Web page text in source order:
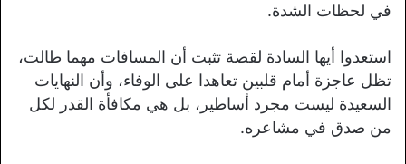
في لحظات الشدة.
استعدوا أيها السادة لقصة تثبت أن المسافات مهما طالت،
تظل عاجزة أمام قلبين تعاهدا على الوفاء، وأن النهايات
السعيدة ليست مجرد أساطير، بل هي مكافأة القدر لكل
من صدق في مشاعره.